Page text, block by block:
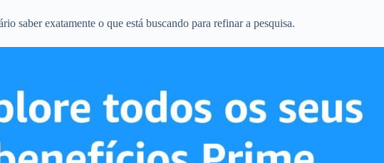
saber exatamente o que está buscando para refinar a pesquisa.